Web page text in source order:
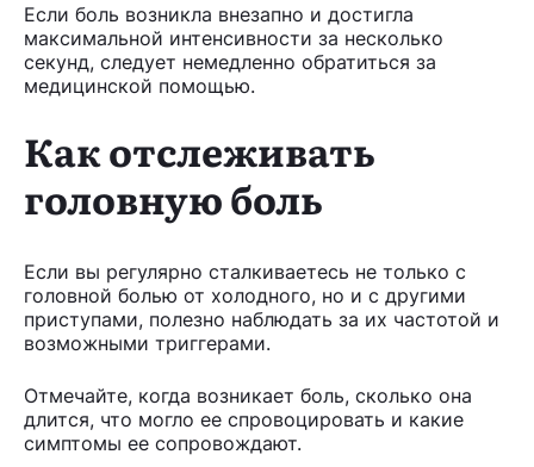
Если боль возникла внезапно и достигла
максимальной интенсивности за несколько
секунд, следует немедленно обратиться за
медицинской помощью.
Как отслеживать
головную боль
Если вы регулярно сталкиваетесь не только с
головной болью от холодного, но и с другими
приступами, полезно наблюдать за их частотой и
возможными триггерами.
Отмечайте, когда возникает боль, сколько она
длится, что могло ее спровоцировать и какие
симптомы ее сопровождают.